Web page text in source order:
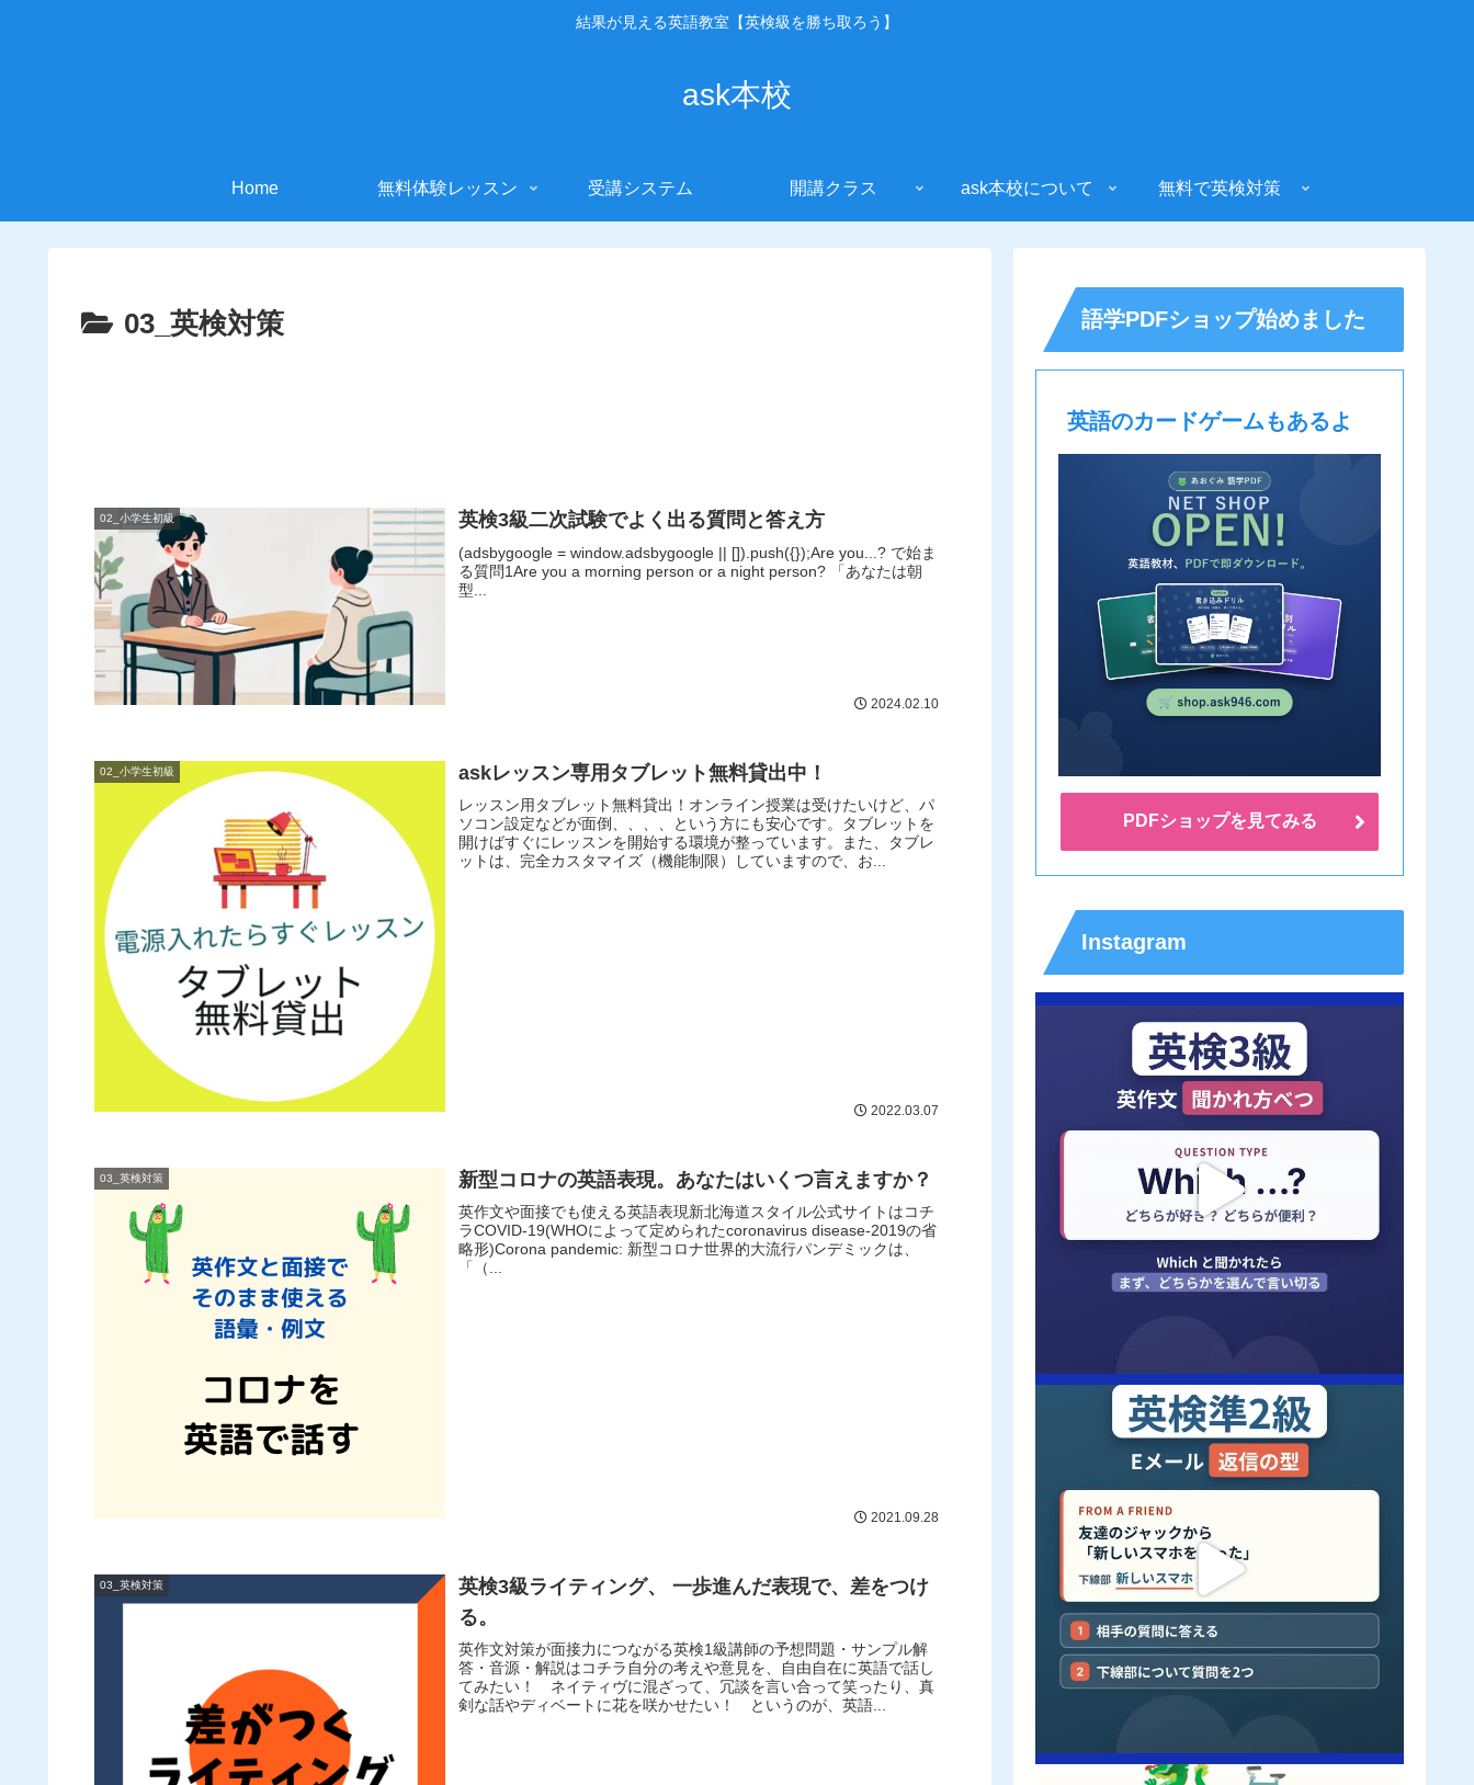
結果が見える英語教室【英検級を勝ち取ろう】
ask本校
Home 無料体験レッスン 受講システム 開講クラス ask本校について 無料で英検対策
03_英検対策
02_小学生初級 英検3級二次試験でよく出る質問と答え方
(adsbygoogle = window.adsbygoogle || []).push({});Are you...? で始ま
る質問1Are you a morning person or a night person? 「あなたは朝
型...
2024.02.10
02_小学生初級 askレッスン専用タブレット無料貸出中！
レッスン用タブレット無料貸出！オンライン授業は受けたいけど、パ
ソコン設定などが面倒、、、、という方にも安心です。タブレットを
開けばすぐにレッスンを開始する環境が整っています。また、タブレ
ットは、完全カスタマイズ（機能制限）していますので、お...
2022.03.07
03_英検対策 新型コロナの英語表現。あなたはいくつ言えますか？
英作文や面接でも使える英語表現新北海道スタイル公式サイトはコチ
ラCOVID-19(WHOによって定められたcoronavirus disease-2019の省
略形)Corona pandemic: 新型コロナ世界的大流行パンデミックは、
「（...
2021.09.28
03_英検対策
英検3級ライティング、 一歩進んだ表現で、差をつけ
る。
英作文対策が面接力につながる英検1級講師の予想問題・サンプル解
答・音源・解説はコチラ自分の考えや意見を、自由自在に英語で話し
てみたい！ ネイティヴに混ざって、冗談を言い合って笑ったり、真
剣な話やディベートに花を咲かせたい！ というのが、英語...
語学PDFショップ始めました
英語のカードゲームもあるよ
PDFショップを見てみる
Instagram